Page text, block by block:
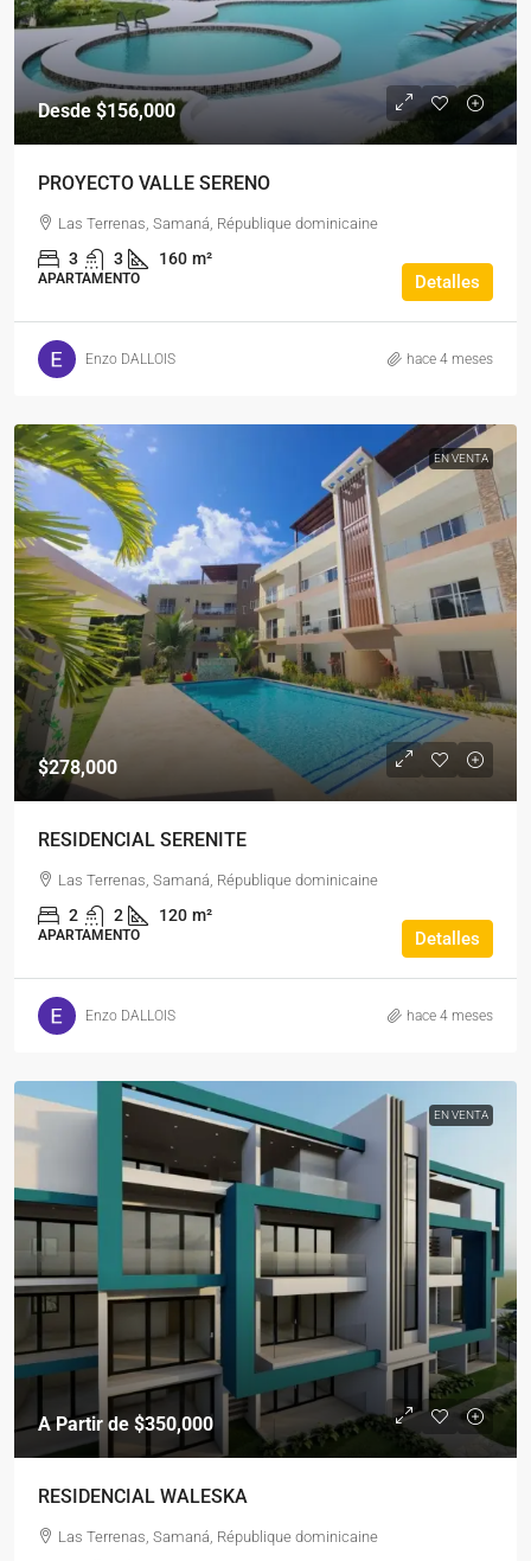
Desde $156,000
PROYECTO VALLE SERENO
Las Terrenas, Samaná, République dominicaine
3 3 160 m²
APARTAMENTO Detalles
Enzo DALLOIS hace 4 meses
EN VENTA
$278,000
RESIDENCIAL SERENITE
Las Terrenas, Samaná, République dominicaine
2 2 120 m²
APARTAMENTO Detalles
Enzo DALLOIS hace 4 meses
EN VENTA
A Partir de $350,000
RESIDENCIAL WALESKA
Las Terrenas, Samaná, République dominicaine